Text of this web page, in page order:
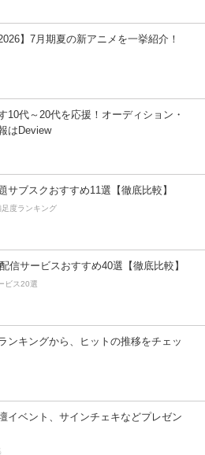
】7月期夏の新アニメを一挙紹介！
10代～20代を応援！オーディション・
はDeview
サブスクおすすめ11選【徹底比較】
度ランキング
信サービスおすすめ40選【徹底比較】
ビス20選
ンキングから、ヒットの推移をチェッ
イベント、サインチェキなどプレゼン